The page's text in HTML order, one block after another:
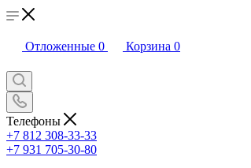
Отложенные 0 Корзина 0
Телефоны
+7 812 308-33-33
+7 931 705-30-80